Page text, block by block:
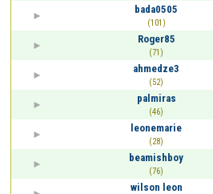
bada0505
(101)
Roger85
(71)
ahmedze3
(52)
palmiras
(46)
leonemarie
(28)
beamishboy
(76)
wilson leon